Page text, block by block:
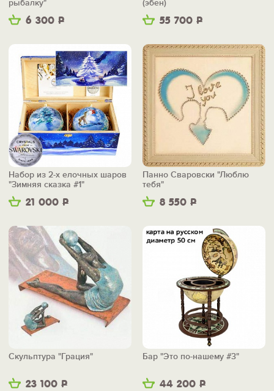
6 300 Р
рыбалку"
55 700 Р
(эбен)
21 000 Р
Набор из 2-х елочных шаров
"Зимняя сказка #1"
8 550 Р
Панно Сваровски "Люблю
тебя"
23 100 Р
Скульптура "Грация"
44 200 Р
Бар "Это по-нашему #3"